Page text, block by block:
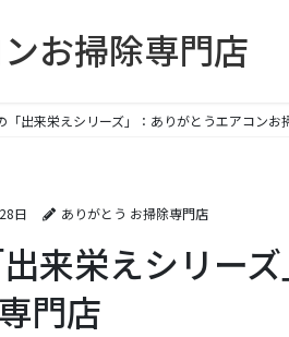
お掃除専門店
「出来栄えシリーズ」：ありがとうエアコンお
日 ありがとう お掃除専門店
来栄えシリー
門店